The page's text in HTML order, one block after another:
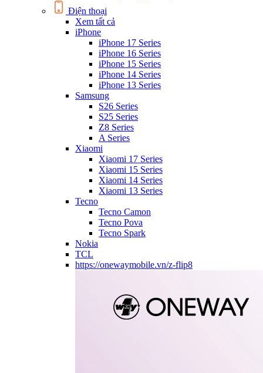
Điện thoại
Xem tất cả
iPhone
iPhone 17 Series
iPhone 16 Series
iPhone 15 Series
iPhone 14 Series
iPhone 13 Series
Samsung
S26 Series
S25 Series
Z8 Series
A Series
Xiaomi
Xiaomi 17 Series
Xiaomi 15 Series
Xiaomi 14 Series
Xiaomi 13 Series
Tecno
Tecno Camon
Tecno Pova
Tecno Spark
Nokia
TCL
https://onewaymobile.vn/z-flip8